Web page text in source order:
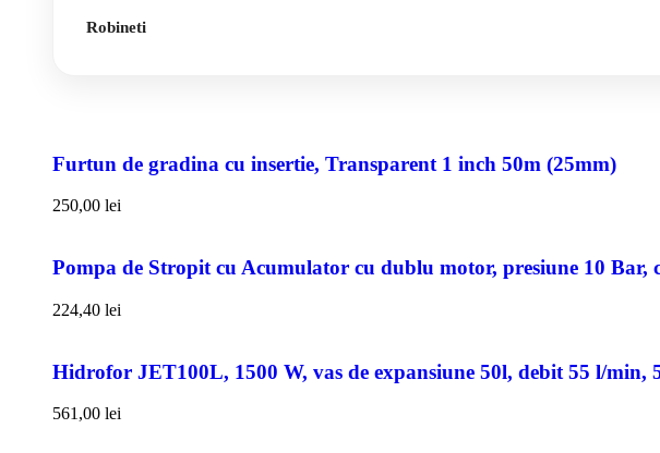
Robineti
Furtun de gradina cu insertie, Transparent 1 inch 50m (25mm)
250,00 lei
Pompa de Stropit cu Acumulator cu dublu motor, presiune 10 Bar,
224,40 lei
Hidrofor JET100L, 1500 W, vas de expansiune 50l, debit 55 l/min,
561,00 lei